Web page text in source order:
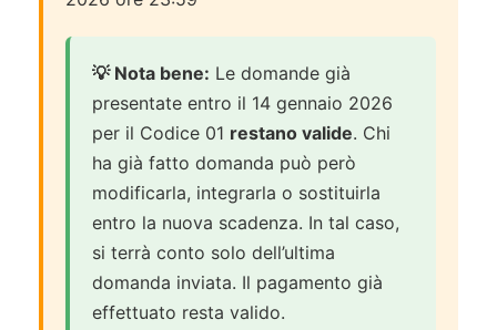
💡 Nota bene: Le domande già
presentate entro il 14 gennaio 2026
per il Codice 01 restano valide. Chi
ha già fatto domanda può però
modificarla, integrarla o sostituirla
entro la nuova scadenza. In tal caso,
si terrà conto solo dell’ultima
domanda inviata. Il pagamento già
effettuato resta valido.